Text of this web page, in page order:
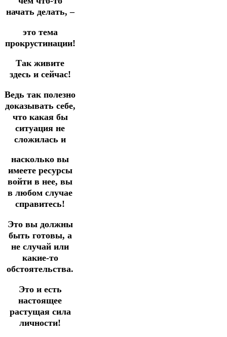
начать делать, –
это тема
прокрустинации!
Так живите
здесь и сейчас!
Ведь так полезно
доказывать себе,
что какая бы
ситуация не
сложилась и
насколько вы
имеете ресурсы
войти в нее, вы
в любом случае
справитесь!
Это вы должны
быть готовы, а
не случай или
какие-то
обстоятельства.
Это и есть
настоящее
растущая сила
личности!